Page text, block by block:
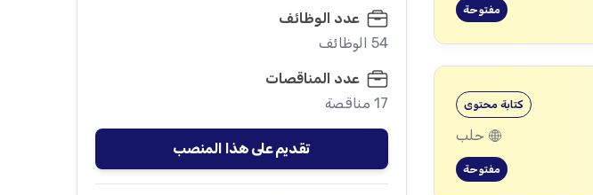
مفتوحة
كتابة محتوى
حلب
مفتوحة
عدد الوظائف
54 الوظائف
عدد المناقصات
17 مناقصة
تقديم على هذا المنصب